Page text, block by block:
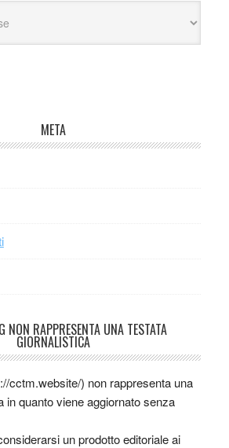
META
NON RAPPRESENTA UNA TESTATA
GIORNALISTICA
cctm.website/) non rappresenta una
in quanto viene aggiornato senza
un prodotto editoriale ai